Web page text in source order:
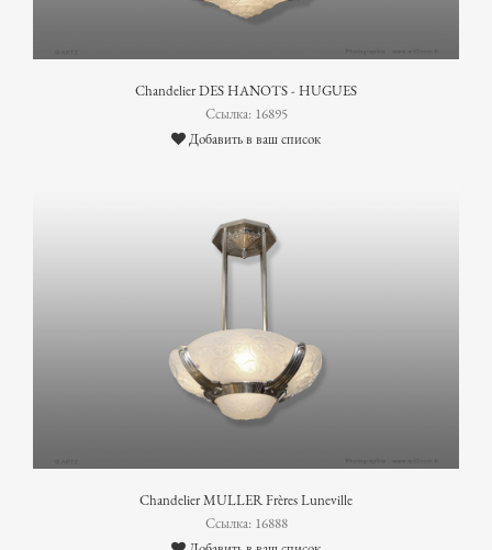
Chandelier DES HANOTS - HUGUES
Ссылка: 16895
Добавить в ваш список
Chandelier MULLER Frères Luneville
Ссылка: 16888